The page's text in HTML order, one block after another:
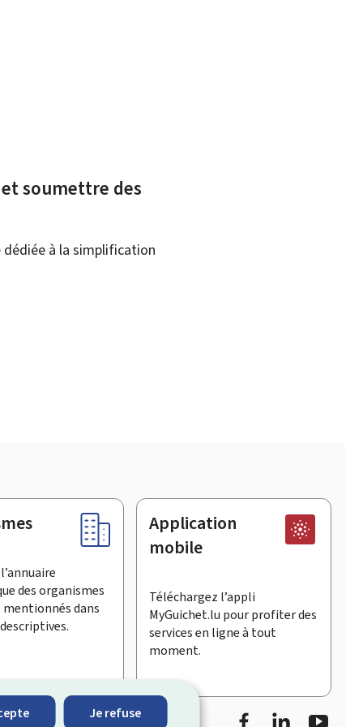
Je refuse
soumettre des
à la simplification
des organismes
dans
Application
mobile
Téléchargez l’appli
MyGuichet.lu pour profiter des
services en ligne à tout
moment.
FacebookLinkedIn